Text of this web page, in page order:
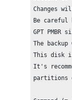
Changes
Be careful
GPT
The
This disk
It's
partitions